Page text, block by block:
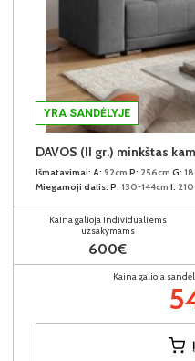
YRA SANDĖLYJE
DAVOS (II gr.) minkštas
Išmatavimai: A: 92cm P: 256cm G:
Miegamoji dalis: P: 130-144cm I:
Kaina galioja individualiems
užsakymams
600€
Kaina galioja